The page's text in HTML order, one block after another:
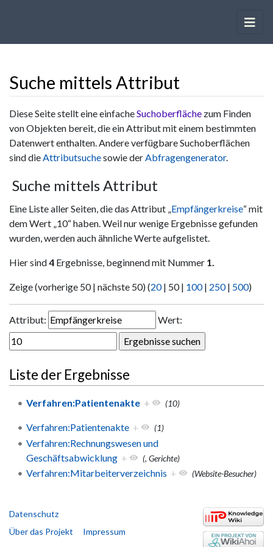
Suche mittels Attribut
Wechseln zu:Navigation,Suche
Diese Seite stellt eine einfacheSuchoberfläche zum Finden
von Objekten bereit, die ein Attribut mit einem bestimmten
Datenwert enthalten. Andere verfügbare Suchoberflächen
sind dieAttributsuchesowie derAbfragengenerator.
Suche mittels Attribut
Eine Liste aller Seiten, die das Attribut „Empfängerkreise“ mit
dem Wert „10“ haben. Weil nur wenige Ergebnisse gefunden
wurden, werden auch ähnliche Werte aufgelistet.
Hier sind4 Ergebnisse, beginnend mit Nummer 1.
Zeige (vorherige 50 | nächste 50) (20| 50| 100| 250| 500)
Attribut: Wert:
Liste der Ergebnisse
Verfahren:Patientenakte + (10)
Verfahren:Patientenakte + (1)
Verfahren:Rechnungswesen und
Geschäftsabwicklung + (, Gerichte)
Verfahren:Mitarbeiterverzeichnis + (Website-Besucher)
Datenschutz
Über das Projekt
Impressum